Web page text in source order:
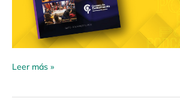
Leer más »